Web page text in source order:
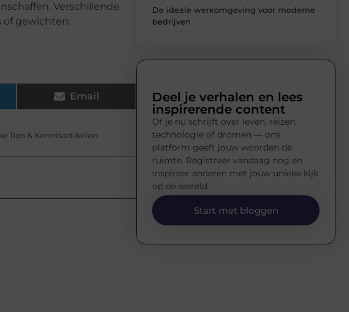
Verschillende
of gewichten.
Email
Tips & Kennisartikelen
De ideale werkomgeving voor moderne
bedrijven
Deel je verhalen en lees
inspirerende content
Of je nu schrijft over leven, reizen,
technologie of dromen — ons
platform geeft jouw woorden de
ruimte. Registreer vandaag nog en
inspireer anderen met jouw unieke kijk
op de wereld.
Start met bloggen